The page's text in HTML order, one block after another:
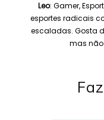
Leo: Gamer,
esportes radicais
escaladas. Gosta
mas